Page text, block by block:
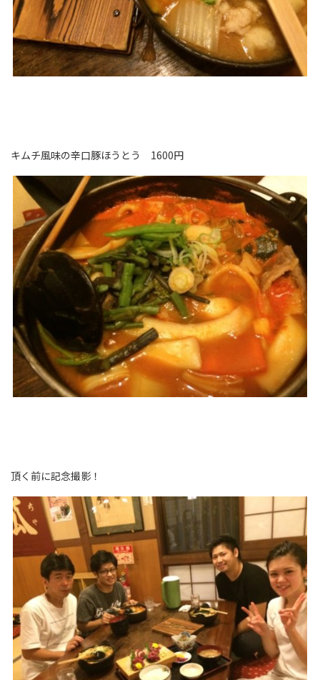
キムチ風味の辛口豚ほうとう 1600円
頂く前に記念撮影！